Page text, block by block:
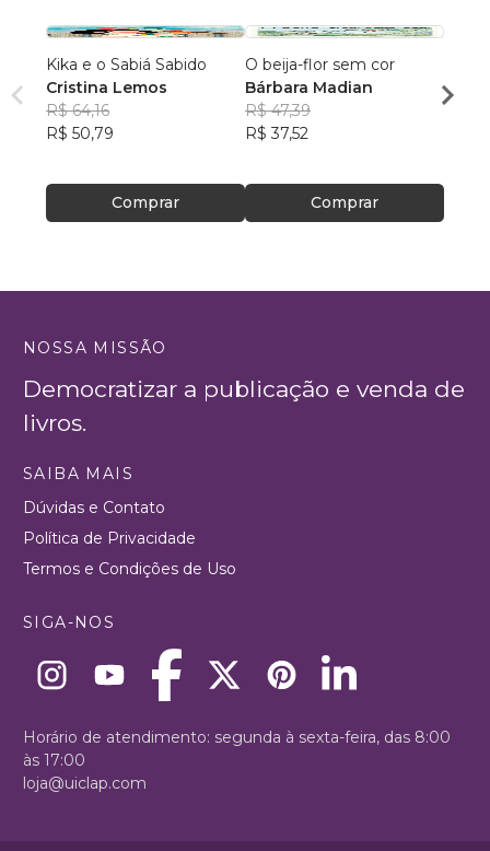
Kika e o Sabiá Sabido
Cristina Lemos
R$ 64,16
R$ 50,79
Comprar
O beija-flor sem cor
Bárbara Madian
R$ 47,39
R$ 37,52
Comprar
Luiz
R$
NOSSA MISSÃO
Democratizar a publicação e venda de
livros.
SAIBA MAIS
Dúvidas e Contato
Política de Privacidade
Termos e Condições de Uso
SIGA-NOS
Horário de atendimento: segunda à sexta-feira, das 8:00
às 17:00
loja@uiclap.com